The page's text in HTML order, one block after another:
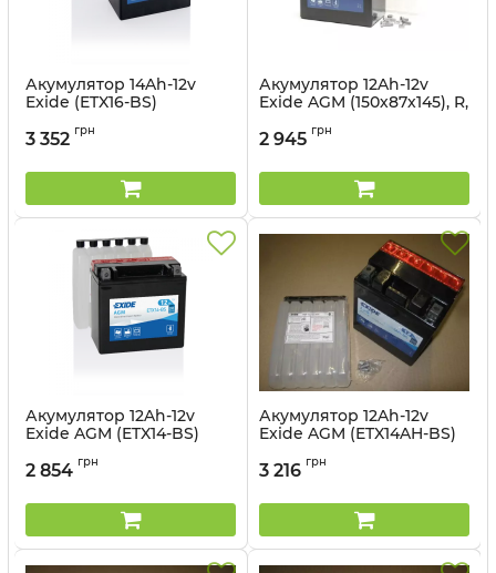
Акумулятор 14Ah-12v
Exide (ETX16-BS)
Артикул:
3 352 грн
Акумулятор 12Ah-12v
Exide AGM (150х87х145), R,
Артикул:
2 945 грн
Акумулятор 12Ah-12v
Exide AGM (ETX14-BS)
Артикул:
2 854 грн
Акумулятор 12Ah-12v
Exide AGM (ETX14AH-BS)
Артикул:
3 216 грн